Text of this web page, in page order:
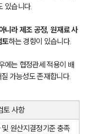
있습니다.
니라 제조 공정, 원재료 사
토하는 경향이 있습니다.
에는 협정관세 적용이 배
가능성도 존재합니다.
토 사항
원산지결정기준 충족